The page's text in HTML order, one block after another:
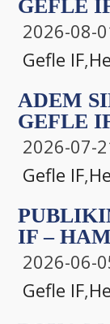
GEFLE
2026-08-
Gefle IF,
ADEM
GEFLE
2026-07-
Gefle IF,
IF –
2026-06-
Gefle IF,